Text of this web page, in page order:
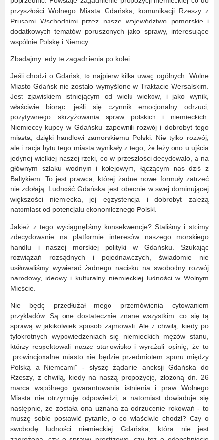
przyszłości Wolnego Miasta Gdańska, komunikacji Rzeszy z
Prusami Wschodnimi przez nasze województwo pomorskie i
dodatkowych tematów poruszonych jako sprawy, interesujące
wspólnie Polskę i Niemcy.
Zbadajmy tedy te zagadnienia po kolei.
Jeśli chodzi o Gdańsk, to najpierw kilka uwag ogólnych. Wolne
Miasto Gdańsk nie zostało wymyślone w Traktacie Wersalskim.
Jest zjawiskiem istniejącym od wielu wieków, i jako wynik,
właściwie biorąc, jeśli się czynnik emocjonalny odrzuci,
pozytywnego skrzyżowania spraw polskich i niemieckich.
Niemieccy kupcy w Gdańsku zapewnili rozwój i dobrobyt tego
miasta, dzięki handlowi zamorskiemu Polski. Nie tylko rozwój,
ale i racja bytu tego miasta wynikały z tego, że leży ono u ujścia
jedynej wielkiej naszej rzeki, co w przeszłości decydowało, a na
głównym szlaku wodnym i kolejowym, łączącym nas dziś z
Bałtykiem. To jest prawda, której żadne nowe formuły zatrzeć
nie zdołają. Ludność Gdańska jest obecnie w swej dominującej
większości niemiecka, jej egzystencja i dobrobyt zależą
natomiast od potencjału ekonomicznego Polski.
Jakież z tego wyciągnęliśmy konsekwencje? Staliśmy i stoimy
zdecydowanie na platformie interesów naszego morskiego
handlu i naszej morskiej polityki w Gdańsku. Szukając
rozwiązań rozsądnych i pojednawczych, świadomie nie
usiłowaliśmy wywierać żadnego nacisku na swobodny rozwój
narodowy, ideowy i kulturalny niemieckiej ludności w Wolnym
Mieście.
Nie będę przedłużał mego przemówienia cytowaniem
przykładów. Są one dostatecznie znane wszystkim, co się tą
sprawą w jakikolwiek sposób zajmowali. Ale z chwilą, kiedy po
tylokrotnych wypowiedzeniach się niemieckich mężów stanu,
którzy respektowali nasze stanowisko i wyrażali opinię, że to
„prowincjonalne miasto nie będzie przedmiotem sporu między
Polską a Niemcami” - słyszę żądanie aneksji Gdańska do
Rzeszy, z chwilą, kiedy na naszą propozycję, złożoną dn. 26
marca wspólnego gwarantowania istnienia i praw Wolnego
Miasta nie otrzymuję odpowiedzi, a natomiast dowiaduje się
następnie, że została ona uznana za odrzucenie rokowań - to
muszę sobie postawić pytanie, o co właściwie chodzi? Czy o
swobodę ludności niemieckiej Gdańska, która nie jest